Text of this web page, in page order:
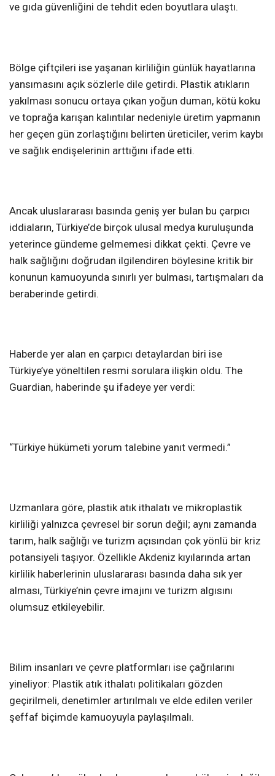
ve gıda güvenliğini de tehdit eden boyutlara ulaştı.
Bölge çiftçileri ise yaşanan kirliliğin günlük hayatlarına
yansımasını açık sözlerle dile getirdi. Plastik atıkların
yakılması sonucu ortaya çıkan yoğun duman, kötü koku
ve toprağa karışan kalıntılar nedeniyle üretim yapmanın
her geçen gün zorlaştığını belirten üreticiler, verim kaybı
ve sağlık endişelerinin arttığını ifade etti.
Ancak uluslararası basında geniş yer bulan bu çarpıcı
iddiaların, Türkiye’de birçok ulusal medya kuruluşunda
yeterince gündeme gelmemesi dikkat çekti. Çevre ve
halk sağlığını doğrudan ilgilendiren böylesine kritik bir
konunun kamuoyunda sınırlı yer bulması, tartışmaları da
beraberinde getirdi.
Haberde yer alan en çarpıcı detaylardan biri ise
Türkiye’ye yöneltilen resmi sorulara ilişkin oldu. The
Guardian, haberinde şu ifadeye yer verdi:
“Türkiye hükümeti yorum talebine yanıt vermedi.”
Uzmanlara göre, plastik atık ithalatı ve mikroplastik
kirliliği yalnızca çevresel bir sorun değil; aynı zamanda
tarım, halk sağlığı ve turizm açısından çok yönlü bir kriz
potansiyeli taşıyor. Özellikle Akdeniz kıyılarında artan
kirlilik haberlerinin uluslararası basında daha sık yer
alması, Türkiye’nin çevre imajını ve turizm algısını
olumsuz etkileyebilir.
Bilim insanları ve çevre platformları ise çağrılarını
yineliyor: Plastik atık ithalatı politikaları gözden
geçirilmeli, denetimler artırılmalı ve elde edilen veriler
şeffaf biçimde kamuoyuyla paylaşılmalı.